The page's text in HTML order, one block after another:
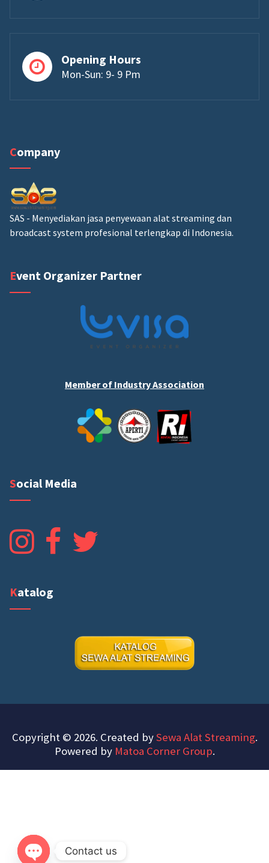
Opening Hours
Mon-Sun: 9- 9 Pm
Company
SAS - Menyediakan jasa penyewaan alat streaming dan
broadcast system profesional terlengkap di Indonesia.
Event Organizer Partner
Member of Industry Association
Social Media
Katalog
Copyright © 2026. Created bySewa Alat Streaming.
Powered by Matoa Corner Group.
Contact us